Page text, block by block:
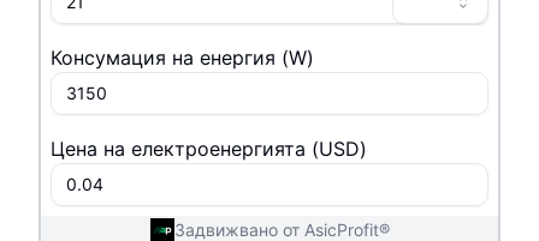
Консумация на енергия (W)
Цена на електроенергията (USD)
Задвижвано от AsicProfit®